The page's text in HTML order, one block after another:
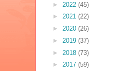
► 2022 (45)
► 2021 (22)
► 2020 (26)
► 2019 (37)
► 2018 (73)
► 2017 (59)